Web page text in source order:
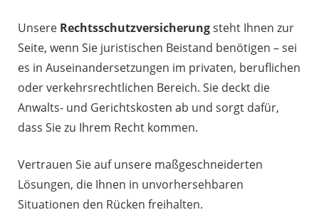
Unsere Rechtsschutzversicherungsteht Ihnen zur
Seite, wenn Sie juristischen Beistand benötigen – sei
es in Auseinandersetzungen im privaten, beruflichen
oder verkehrsrechtlichen Bereich. Sie deckt die
Anwalts- und Gerichtskosten ab und sorgt dafür,
dass Sie zu Ihrem Recht kommen.
Vertrauen Sie auf unsere maßgeschneiderten
Lösungen, die Ihnen in unvorhersehbaren
Situationen den Rücken freihalten.